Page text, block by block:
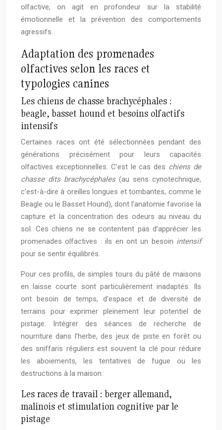
olfactive, on agit en profondeur sur la stabilité
émotionnelle et la prévention des comportements
agressifs.
Adaptation des promenades
olfactives selon les races et
typologies canines
Les chiens de chasse brachycéphales :
beagle, basset hound et besoins olfactifs
intensifs
Certaines races ont été sélectionnées pendant des
générations précisément pour leurs capacités
olfactives exceptionnelles. C’est le cas des chiens de
chasse dits brachycéphales(au sens cynotechnique,
c’est-à-dire à oreilles longues et tombantes, comme le
Beagle ou le Basset Hound), dont l’anatomie favorise la
capture et la concentration des odeurs au niveau du
sol. Ces chiens ne se contentent pas d’apprécier les
promenades olfactives : ils en ont un besoin intensif
pour se sentir équilibrés.
Pour ces profils, de simples tours du pâté de maisons
en laisse courte sont particulièrement inadaptés. Ils
ont besoin de temps, d’espace et de diversité de
terrains pour exprimer pleinement leur potentiel de
pistage. Intégrer des séances de recherche de
nourriture dans l’herbe, des jeux de piste en forêt ou
des sniffaris réguliers est souvent la clé pour réduire
les aboiements, les tentatives de fugue ou les
destructions à la maison.
Les races de travail : berger allemand,
malinois et stimulation cognitive par le
pistage